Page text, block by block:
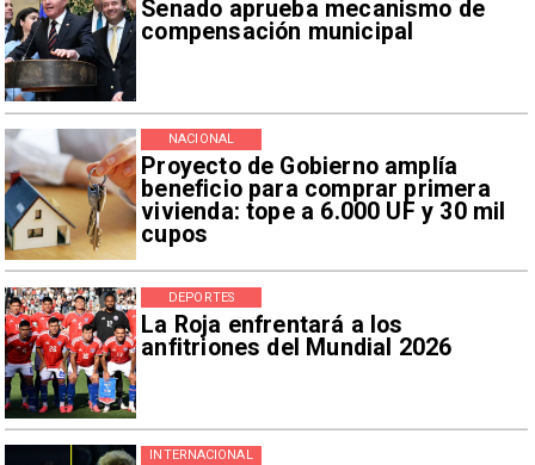
Senado aprueba mecanismo de
compensación municipal
Proyecto de Gobierno amplía
beneficio para comprar primera
vivienda: tope a 6.000 UF y 30 mil
cupos
NACIONAL
La Roja enfrentará a los
anfitriones del Mundial 2026
DEPORTES
INTERNACIONAL